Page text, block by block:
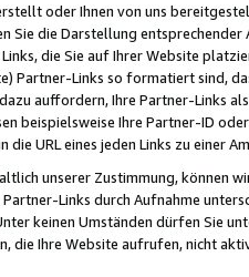
oder Ihnen von uns
Sie die Darstellung
die Sie auf Ihrer Website
Partner-Links so formatiert sind,
auffordern, Ihre Partner-Links
beispielsweise Ihre Partner-ID
die URL eines jeden Links zu einer
unserer Zustimmung, können
Links durch Aufnahme
keinen Umständen dürfen Sie
die Ihre Website aufrufen, nicht